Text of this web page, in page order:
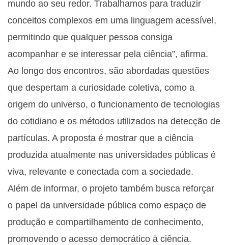
mundo ao seu redor. Trabalhamos para traduzir
conceitos complexos em uma linguagem acessível,
permitindo que qualquer pessoa consiga
acompanhar e se interessar pela ciência”, afirma.
Ao longo dos encontros, são abordadas questões
que despertam a curiosidade coletiva, como a
origem do universo, o funcionamento de tecnologias
do cotidiano e os métodos utilizados na detecção de
partículas. A proposta é mostrar que a ciência
produzida atualmente nas universidades públicas é
viva, relevante e conectada com a sociedade.
Além de informar, o projeto também busca reforçar
o papel da universidade pública como espaço de
produção e compartilhamento de conhecimento,
promovendo o acesso democrático à ciência.